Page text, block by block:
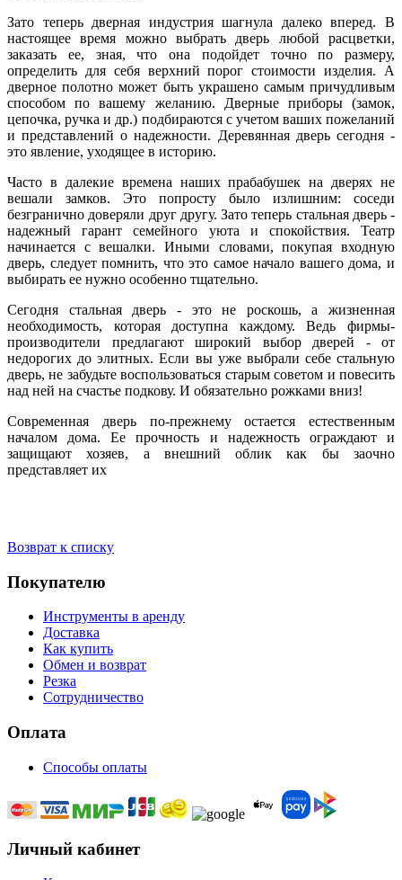
Зато теперь дверная индустрия шагнула далеко вперед. В
настоящее время можно выбрать дверь любой расцветки,
заказать ее, зная, что она подойдет точно по размеру,
определить для себя верхний порог стоимости изделия. А
дверное полотно может быть украшено самым причудливым
способом по вашему желанию. Дверные приборы (замок,
цепочка, ручка и др.) подбираются с учетом ваших пожеланий
и представлений о надежности. Деревянная дверь сегодня -
это явление, уходящее в историю.
Часто в далекие времена наших прабабушек на дверях не
вешали замков. Это попросту было излишним: соседи
безгранично доверяли друг другу. Зато теперь стальная дверь -
надежный гарант семейного уюта и спокойствия. Театр
начинается с вешалки. Иными словами, покупая входную
дверь, следует помнить, что это самое начало вашего дома, и
выбирать ее нужно особенно тщательно.
Сегодня стальная дверь - это не роскошь, а жизненная
необходимость, которая доступна каждому. Ведь фирмы-
производители предлагают широкий выбор дверей - от
недорогих до элитных. Если вы уже выбрали себе стальную
дверь, не забудьте воспользоваться старым советом и повесить
над ней на счастье подкову. И обязательно рожками вниз!
Современная дверь по-прежнему остается естественным
началом дома. Ее прочность и надежность ограждают и
защищают хозяев, а внешний облик как бы заочно
представляет их
Возврат к списку
Покупателю
Инструменты в аренду
Доставка
Как купить
Обмен и возврат
Резка
Сотрудничество
Оплата
Способы оплаты
Личный кабинет